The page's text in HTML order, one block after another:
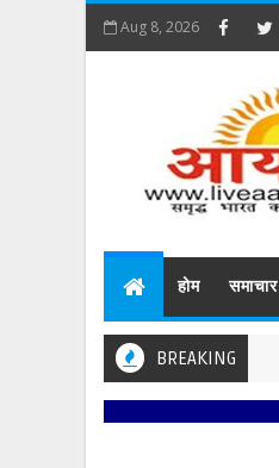
Aug 8, 2026
होम समाचार
BREAKING